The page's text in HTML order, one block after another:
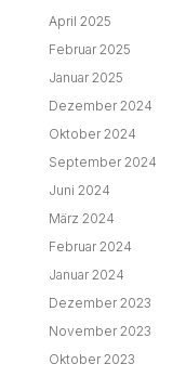
April 2025
Februar 2025
Januar 2025
Dezember 2024
Oktober 2024
September 2024
Juni 2024
März 2024
Februar 2024
Januar 2024
Dezember 2023
November 2023
Oktober 2023